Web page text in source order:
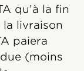
qu’à la fin
livraison
paiera
(moins